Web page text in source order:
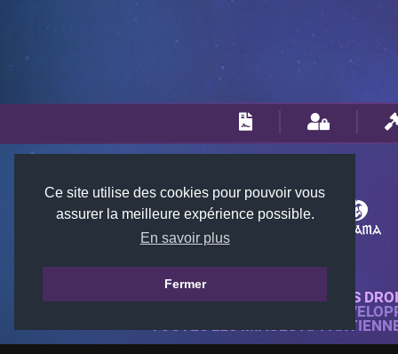
Ce site utilise des cookies pour pouvoir vous
assurer la meilleure expérience possible.
En savoir plus
Fermer
© 2018-2026 KTARENA. TOUS
SITE WEB ENTIÈREMENT
TOUTES LES IMAGES